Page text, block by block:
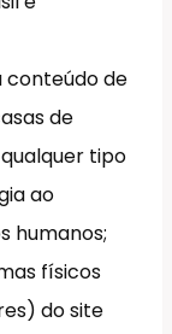
conteúdo de
de
tipo
ao
humanos;
físicos
do site